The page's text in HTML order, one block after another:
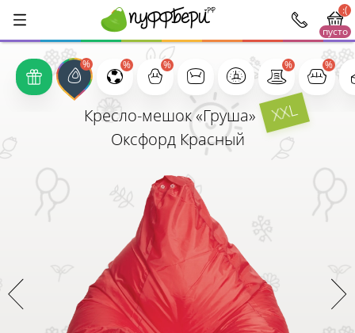
:(
пусто
Кресло-мешок «Груша»XXL
Оксфорд Красный